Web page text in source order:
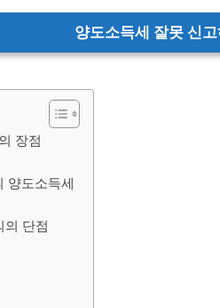
양도소득세 잘못 신
장점
양도소득세
의 단점